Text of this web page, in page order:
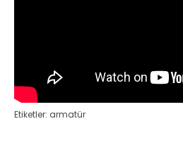
Etiketler: armatür